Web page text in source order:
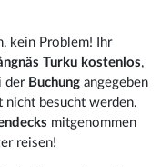
kein Problem! Ihr
Turku kostenlos,
der Buchungangegeben
nicht besucht werden.
mitgenommen
reisen!